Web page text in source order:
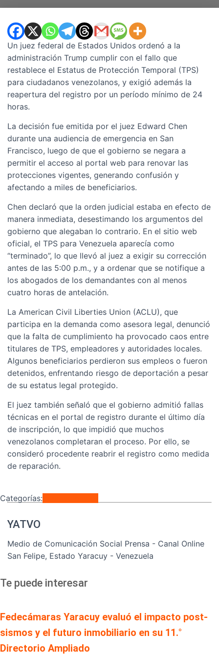
Un juez federal de Estados Unidos ordenó a la
administración Trump cumplir con el fallo que
restablece el Estatus de Protección Temporal (TPS)
para ciudadanos venezolanos, y exigió además la
reapertura del registro por un período mínimo de 24
horas.
La decisión fue emitida por el juez Edward Chen
durante una audiencia de emergencia en San
Francisco, luego de que el gobierno se negara a
permitir el acceso al portal web para renovar las
protecciones vigentes, generando confusión y
afectando a miles de beneficiarios.
Chen declaró que la orden judicial estaba en efecto de
manera inmediata, desestimando los argumentos del
gobierno que alegaban lo contrario. En el sitio web
oficial, el TPS para Venezuela aparecía como
“terminado”, lo que llevó al juez a exigir su corrección
antes de las 5:00 p.m., y a ordenar que se notifique a
los abogados de los demandantes con al menos
cuatro horas de antelación.
La American Civil Liberties Union (ACLU), que
participa en la demanda como asesora legal, denunció
que la falta de cumplimiento ha provocado caos entre
titulares de TPS, empleadores y autoridades locales.
Algunos beneficiarios perdieron sus empleos o fueron
detenidos, enfrentando riesgo de deportación a pesar
de su estatus legal protegido.
El juez también señaló que el gobierno admitió fallas
técnicas en el portal de registro durante el último día
de inscripción, lo que impidió que muchos
venezolanos completaran el proceso. Por ello, se
consideró procedente reabrir el registro como medida
de reparación.
Categorías:
YATVO
Medio de Comunicación Social Prensa - Canal Online
San Felipe, Estado Yaracuy - Venezuela
Te puede interesar
Fedecámaras Yaracuy evaluó el impacto post-
sismos y el futuro inmobiliario en su 11.°
Directorio Ampliado